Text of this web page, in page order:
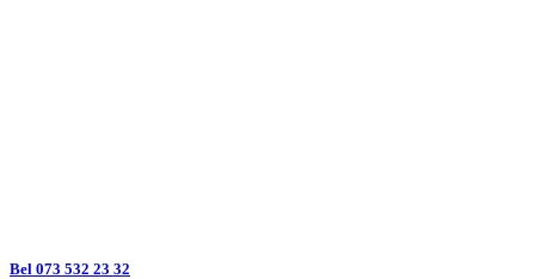
Bel 073 532 23 32